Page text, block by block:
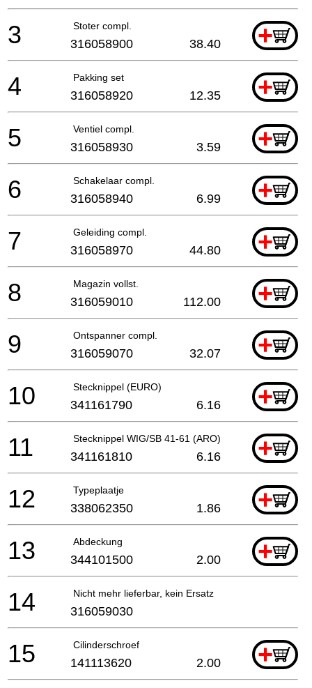
Stoter compl. +
3 316058900 38.40
Pakking set +
4 316058920 12.35
Ventiel compl. +
5 316058930 3.59
Schakelaar compl. +
6 316058940 6.99
Geleiding compl. +
7 316058970 44.80
Magazin vollst. +
8 316059010 112.00
Ontspanner compl. +
9 316059070 32.07
Stecknippel (EURO) +
10 341161790 6.16
Stecknippel WIG/SB 41-61 (ARO) +
11 341161810 6.16
Typeplaatje +
12 338062350 1.86
Abdeckung +
13 344101500 2.00
Nicht mehr lieferbar, kein Ersatz
14 316059030
Cilinderschroef +
15 141113620 2.00